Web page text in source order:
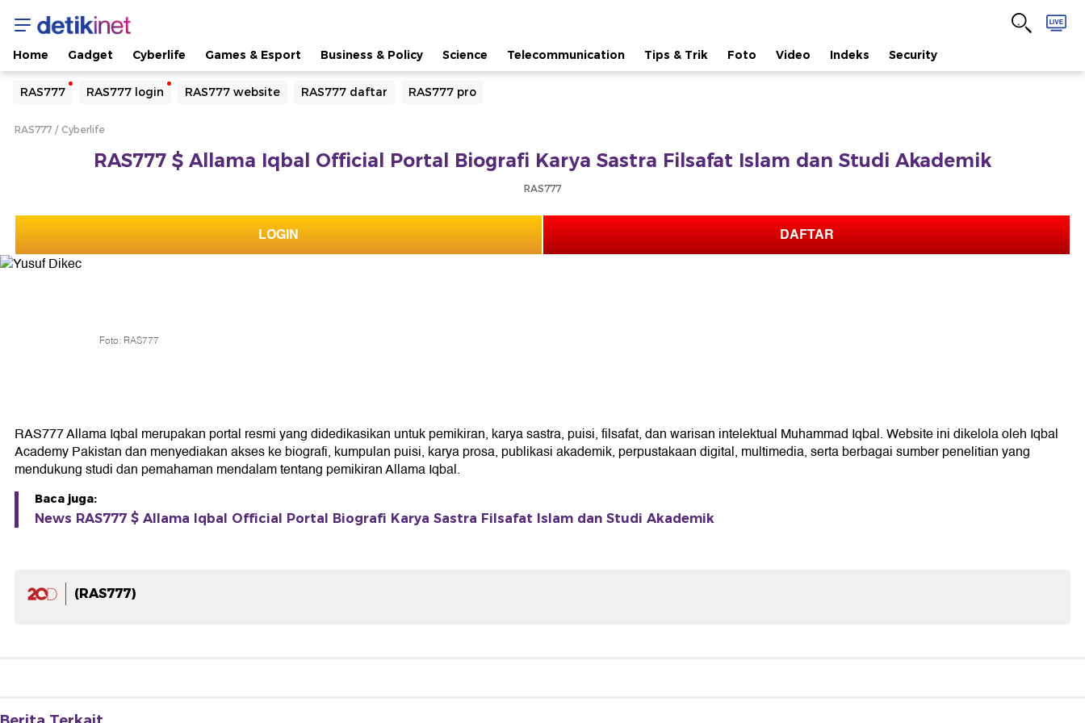
Home Gadget Cyberlife Games & Esport Business & Policy Science Telecommunication Tips & Trik Foto Video Indeks Security
RAS777 RAS777 login RAS777 website RAS777 daftar RAS777 pro
Yang sedang ramai dicari
Loading...
RAS777 Cyberlife
RAS777 $ Allama Iqbal Official Portal Biografi Karya Sastra Filsafat Islam dan Studi Akademik
RAS777
LOGIN DAFTAR
Foto: RAS777
RAS777 Allama Iqbal merupakan portal resmi yang didedikasikan untuk pemikiran, karya sastra, puisi, filsafat, dan warisan intelektual Muhammad Iqbal. Website ini dikelola oleh Iqbal
Academy Pakistan dan menyediakan akses ke biografi, kumpulan puisi, karya prosa, publikasi akademik, perpustakaan digital, multimedia, serta berbagai sumber penelitian yang
mendukung studi dan pemahaman mendalam tentang pemikiran Allama Iqbal.
Baca juga:
News RAS777 $ Allama Iqbal Official Portal Biografi Karya Sastra Filsafat Islam dan Studi Akademik
(RAS777)